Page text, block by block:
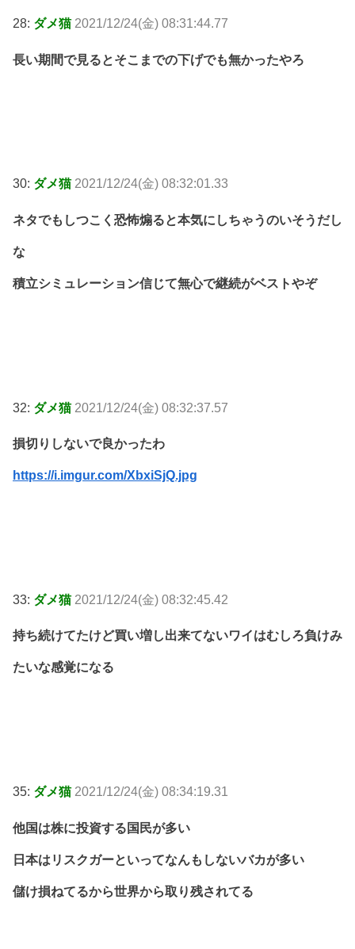
28: ダメ猫 2021/12/24(金) 08:31:44.77
長い期間で見るとそこまでの下げでも無かったやろ
30: ダメ猫 2021/12/24(金) 08:32:01.33
ネタでもしつこく恐怖煽ると本気にしちゃうのいそうだし
な
積立シミュレーション信じて無心で継続がベストやぞ
32: ダメ猫 2021/12/24(金) 08:32:37.57
損切りしないで良かったわ
https://i.imgur.com/XbxiSjQ.jpg
33: ダメ猫 2021/12/24(金) 08:32:45.42
持ち続けてたけど買い増し出来てないワイはむしろ負けみ
たいな感覚になる
35: ダメ猫 2021/12/24(金) 08:34:19.31
他国は株に投資する国民が多い
日本はリスクガーといってなんもしないバカが多い
儲け損ねてるから世界から取り残されてる